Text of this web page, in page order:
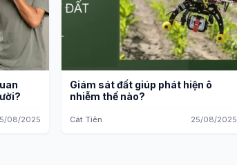
08/2025
Giám sát đất giúp phát hiện ô
nhiễm thế nào?
Cát Tiên 25/08/2025